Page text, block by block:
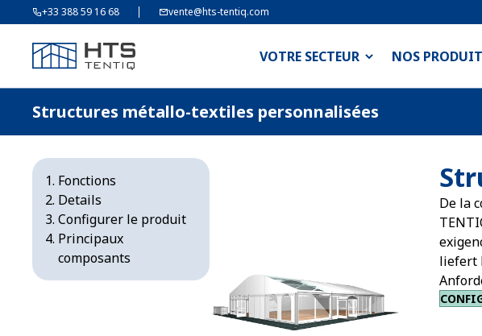
+33 388 59 16 68 vente@hts-tentiq.com
VOTRE SECTEUR NOS
Structures métallo-textiles personnalisées
Fonctions
Details
Configurer le produit
Principaux
composants
De la
liefert